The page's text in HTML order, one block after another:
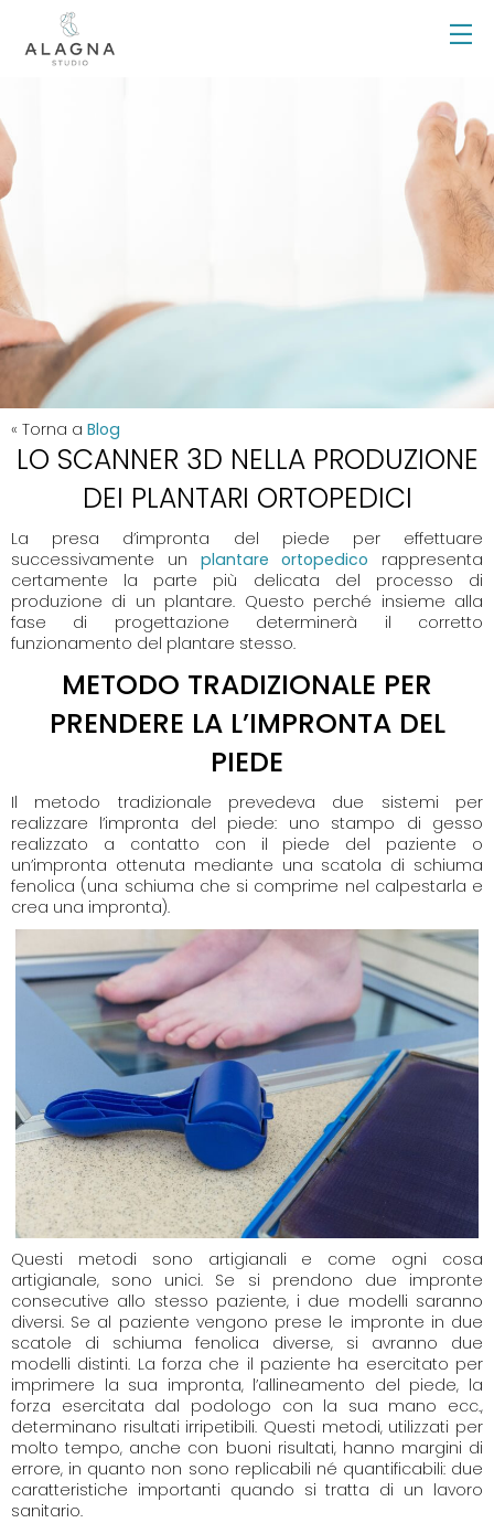
« Torna a Blog
LO SCANNER 3D NELLA PRODUZIONE
DEI PLANTARI ORTOPEDICI
La presa d’impronta del piede per effettuare
successivamente un plantare ortopedico rappresenta
certamente la parte più delicata del processo di
produzione di un plantare. Questo perché insieme alla
fase di progettazione determinerà il corretto
funzionamento del plantare stesso.
METODO TRADIZIONALE PER
PRENDERE LA L’IMPRONTA DEL
PIEDE
Il metodo tradizionale prevedeva due sistemi per
realizzare l’impronta del piede: uno stampo di gesso
realizzato a contatto con il piede del paziente o
un’impronta ottenuta mediante una scatola di schiuma
fenolica (una schiuma che si comprime nel calpestarla e
crea una impronta).
Questi metodi sono artigianali e come ogni cosa
artigianale, sono unici. Se si prendono due impronte
consecutive allo stesso paziente, i due modelli saranno
diversi. Se al paziente vengono prese le impronte in due
scatole di schiuma fenolica diverse, si avranno due
modelli distinti. La forza che il paziente ha esercitato per
imprimere la sua impronta, l’allineamento del piede, la
forza esercitata dal podologo con la sua mano ecc.,
determinano risultati irripetibili. Questi metodi, utilizzati per
molto tempo, anche con buoni risultati, hanno margini di
errore, in quanto non sono replicabili né quantificabili: due
caratteristiche importanti quando si tratta di un lavoro
sanitario.